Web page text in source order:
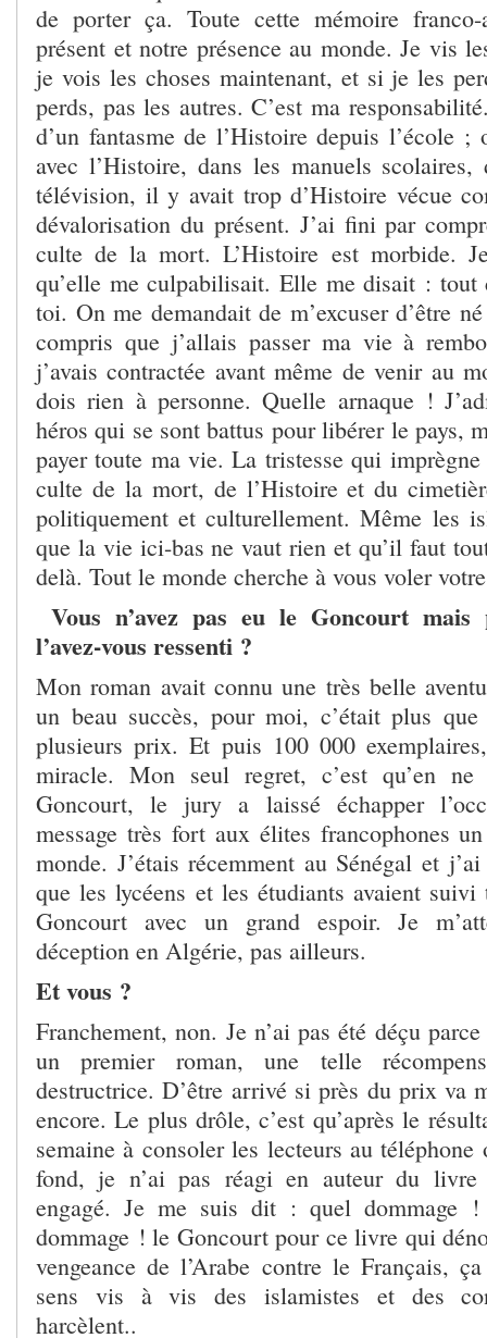
de porter ça. Toute cette mémoire franco-
présent et notre présence au monde. Je vis
je vois les choses maintenant, et si je les
perds, pas les autres. C’est ma
d’un fantasme de l’Histoire depuis l’école ;
avec l’Histoire, dans les manuels
télévision, il y avait trop d’Histoire vécue
dévalorisation du présent. J’ai fini par
culte de la mort. L’Histoire est morbide.
qu’elle me culpabilisait. Elle me disait : tout
toi. On me demandait de m’excuser d’être
compris que j’allais passer ma vie à
j’avais contractée avant même de venir au
dois rien à personne. Quelle arnaque !
héros qui se sont battus pour libérer le pays,
payer toute ma vie. La tristesse qui
culte de la mort, de l’Histoire et du
politiquement et culturellement. Même les
que la vie ici-bas ne vaut rien et qu’il faut
delà. Tout le monde cherche à vous voler
Vous n’avez pas eu le Goncourt mais
l’avez-vous ressenti ?
Mon roman avait connu une très belle
un beau succès, pour moi, c’était plus que
plusieurs prix. Et puis 100 000
miracle. Mon seul regret, c’est qu’en
Goncourt, le jury a laissé échapper
message très fort aux élites francophones
monde. J’étais récemment au Sénégal et
que les lycéens et les étudiants avaient
Goncourt avec un grand espoir. Je
déception en Algérie, pas ailleurs.
Et vous ?
Franchement, non. Je n’ai pas été déçu
un premier roman, une telle
destructrice. D’être arrivé si près du prix va
encore. Le plus drôle, c’est qu’après le
semaine à consoler les lecteurs au téléphone
fond, je n’ai pas réagi en auteur du livre
engagé. Je me suis dit : quel dommage
dommage ! le Goncourt pour ce livre qui
vengeance de l’Arabe contre le Français,
sens vis à vis des islamistes et des
harcèlent..